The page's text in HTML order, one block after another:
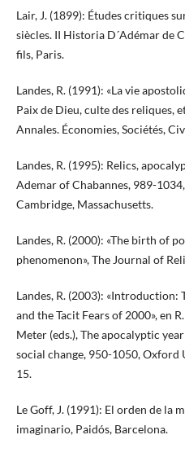
Lair, J. (1899): Études critiques
siècles. II Historia D´Adémar de
fils, Paris.
Landes, R. (1991): «La vie
Paix de Dieu, culte des reliques,
Annales. Économies, Sociétés,
Landes, R. (1995): Relics,
Ademar of Chabannes, 989-
Cambridge, Massachusetts.
Landes, R. (2000): «The birth of
phenomenon», The Journal of
Landes, R. (2003):
and the Tacit Fears of 2000», en
Meter (eds.), The apocalyptic
social change, 950-1050, Oxford
15.
Le Goff, J. (1991): El orden de la
imaginario, Paidós, Barcelona.